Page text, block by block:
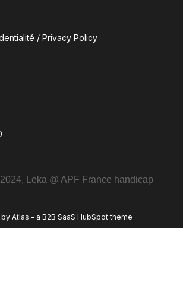
/ Privacy Policy
Leka @ APF France handicap
Atlas - a B2B SaaS HubSpot theme